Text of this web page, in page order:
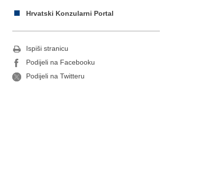
Hrvatski Konzularni Portal
Ispiši stranicu
Podijeli na Facebooku
Podijeli na Twitteru